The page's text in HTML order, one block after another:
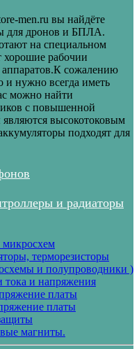
men.ru вы найдёте
для дронов и БПЛА.
на специальном
хорошие рабочии
аппаратов.К сожалению
и нужно всегда иметь
можно найти
с повышенной
высокотоковым
подходят для
и радиаторы
микросхем
терморезисторы
и полупроводники )
тока и напряжения
платы
платы
магниты.